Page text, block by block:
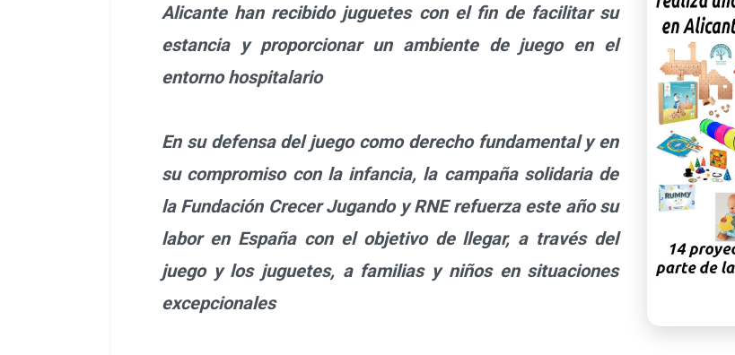
Alicante han recibido juguetes con el fin de facilitar su
estancia y proporcionar un ambiente de juego en el
entorno hospitalario
En su defensa del juego como derecho fundamental y en
su compromiso con la infancia, la campaña solidaria de
la Fundación Crecer Jugando y RNE refuerza este año su
labor en España con el objetivo de llegar, a través del
juego y los juguetes, a familias y niños en situaciones
excepcionales